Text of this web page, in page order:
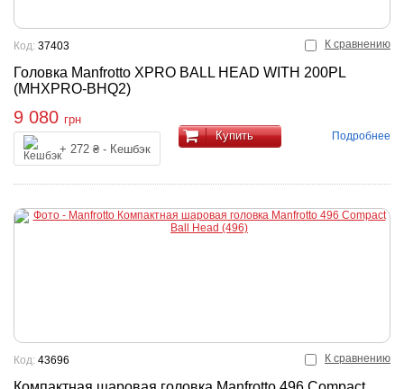
К сравнению
Головка Manfrotto XPRO BALL HEAD WITH 200PL
(MHXPRO-BHQ2)
Код: 37403
9 080 грн
+ 272 ₴ - Кешбэк
Купить Подробнее
К сравнению
Код: 43696